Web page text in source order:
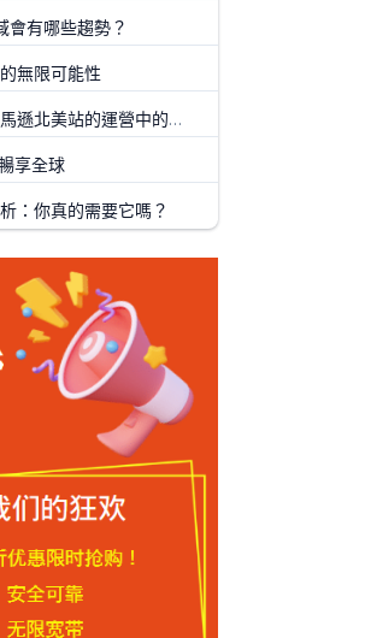
會有哪些趨勢？
無限可能性
北美站的運營中的作用
享全球
：你真的需要它嗎？